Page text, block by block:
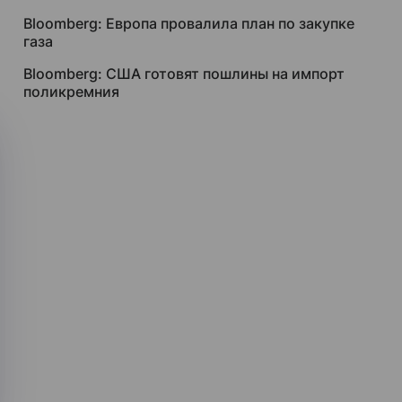
Bloomberg: Европа провалила план по закупке
газа
Bloomberg: США готовят пошлины на импорт
поликремния